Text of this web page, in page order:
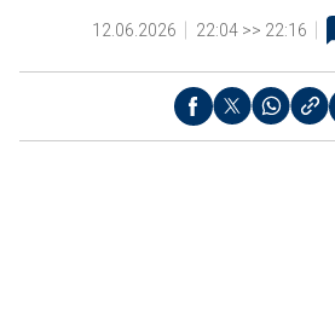
12.06.2026 22:04 >> 22:16